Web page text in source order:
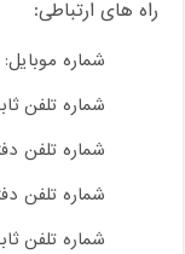
راه های ارتباطی:
شماره موبایل:
شماره تلفن
شماره تلفن دفتر لاله
شماره تلفن دفتر لاله
شماره تلفن